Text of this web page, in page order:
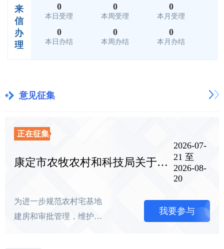
来
信
办
理
0
本日受理
0
本周受理
0
本月受理
0
本日办结
0
本周办结
0
本月办结
意见征集
正在征集
康定市农牧农村和科技局关于《康定市规范农村宅基地审批和住房建设管理实施细则（试行）》征求社会公众意见 的公告
2026-07-
21 至
2026-08-
20
为进一步规范农村宅基地
建房和审批管理，维护农
我要参与